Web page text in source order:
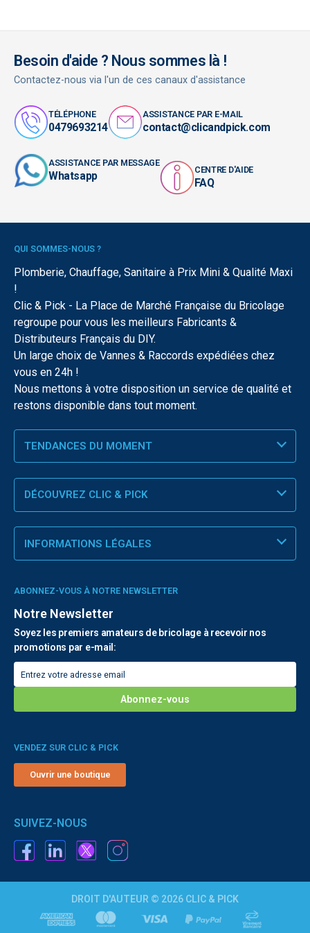
Besoin d'aide ? Nous sommes là !
Contactez-nous via l'un de ces canaux d'assistance
TÉLÉPHONE
0479693214
ASSISTANCE PAR E-MAIL
contact@clicandpick.com
ASSISTANCE PAR MESSAGE
Whatsapp CENTRE D'AIDE
FAQ
QUI SOMMES-NOUS ?
Plomberie, Chauffage, Sanitaire à Prix Mini & Qualité Maxi
!
Clic & Pick - La Place de Marché Française du Bricolage
regroupe pour vous les meilleurs Fabricants &
Distributeurs Français du DIY.
Un large choix de Vannes & Raccords expédiées chez
vous en 24h !
Nous mettons à votre disposition un service de qualité et
restons disponible dans tout moment.
TENDANCES DU MOMENT
DÉCOUVREZ CLIC & PICK
INFORMATIONS LÉGALES
ABONNEZ-VOUS À NOTRE NEWSLETTER
Notre Newsletter
Soyez les premiers amateurs de bricolage à recevoir nos
promotions par e-mail:
VENDEZ SUR CLIC & PICK
Ouvrir une boutique
SUIVEZ-NOUS
DROIT D'AUTEUR © 2026 CLIC & PICK